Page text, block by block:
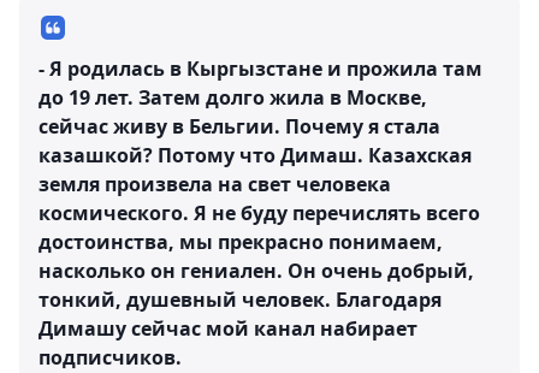
- Я родилась в Кыргызстане и прожила там
до 19 лет. Затем долго жила в Москве,
сейчас живу в Бельгии. Почему я стала
казашкой? Потому что Димаш. Казахская
земля произвела на свет человека
космического. Я не буду перечислять всего
достоинства, мы прекрасно понимаем,
насколько он гениален. Он очень добрый,
тонкий, душевный человек. Благодаря
Димашу сейчас мой канал набирает
подписчиков.